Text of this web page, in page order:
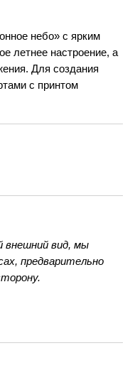
небо» с ярким
летнее настроение, а
Для создания
с принтом
внешний вид, мы
предварительно